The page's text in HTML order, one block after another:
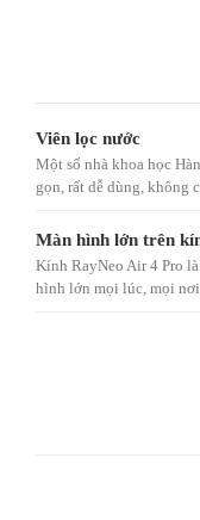
Viên lọc nước
Một số nhà khoa học
gọn, rất dễ dùng, không
Màn hình lớn trên
Kính RayNeo Air 4 Pro
hình lớn mọi lúc, mọi